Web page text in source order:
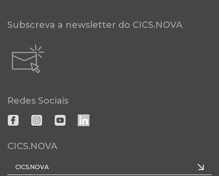
Subscreva a newsletter do CICS.NOVA
Redes Sociais
CICS.NOVA
CICS.NOVA